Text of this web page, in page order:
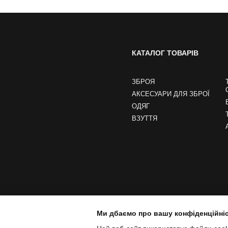
КАТАЛОГ ТОВАРІВ
ЗБРОЯ
АКСЕСУАРИ ДЛЯ ЗБРОЇ
ОДЯГ
ВЗУТТЯ
Ми дбаємо про вашу